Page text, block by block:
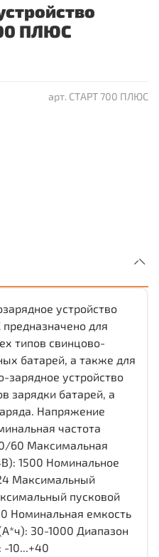
арт. СТАРТ 700 ПЛЮС
ПЛЮС
устройство
для
типов свинцово-
батарей, а также для
зарядное устройство
зарядки батарей, а
Напряжение
частота
60 Максимальная
1500 Номинальное
Максимальный
пусковой
Номинальная емкость
30-1000 Диапазон
-10...+40